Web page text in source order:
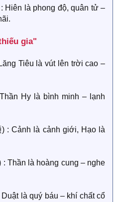
Hiên là phong độ, quân tử –
gia"​
Tiêu là vút lên trời cao –
Hy là bình minh – lạnh
: Cảnh là cảnh giới, Hạo là
: Thần là hoàng cung – nghe
là quý báu – khí chất cổ